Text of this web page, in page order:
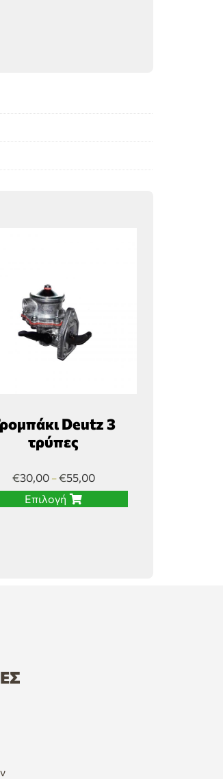
Deutz 3
τρύπες
€30,00–€55,00
Επιλογή